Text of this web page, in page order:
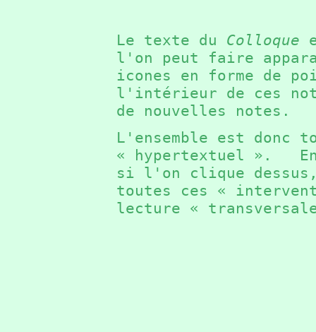
Le texte du Colloque
l'on peut faire
icones en forme de
l'intérieur de ces
de nouvelles notes.
L'ensemble est donc
« hypertextuel ».
si l'on clique
toutes ces «
lecture «